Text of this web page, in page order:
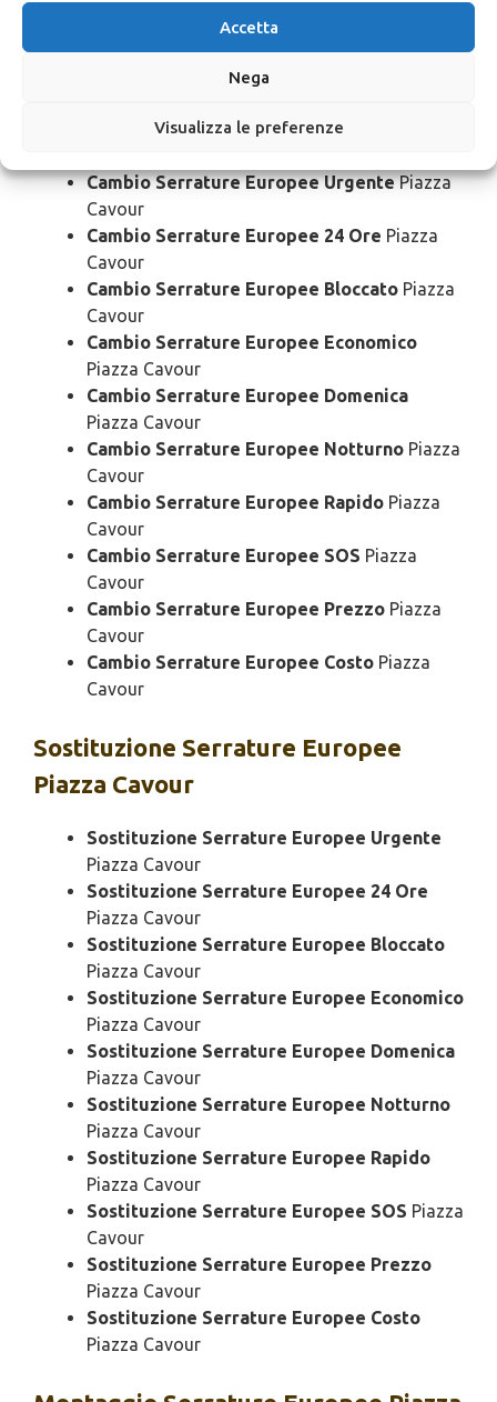
Accetta
Nega
Visualizza le preferenze
Pronto Intervento Serrature Europee
Piazza Cavour
Serrature Europee Piazza
Cambio Serrature Europee UrgentePiazza
Cavour
Cambio Serrature Europee 24 Ore Piazza
Cavour
Cambio Serrature Europee Bloccato Piazza
Cavour
Cambio Serrature Europee Economico
Piazza Cavour
Cambio Serrature Europee Domenica
Piazza Cavour
Cambio Serrature Europee Notturno Piazza
Cavour
Cambio Serrature Europee Rapido Piazza
Cavour
Cambio Serrature Europee SOS Piazza
Cavour
Cambio Serrature Europee Prezzo Piazza
Cavour
Cambio Serrature Europee Costo Piazza
Cavour
Sostituzione Serrature Europee
Piazza Cavour
Sostituzione Serrature Europee Urgente
Piazza Cavour
Sostituzione Serrature Europee 24 Ore
Piazza Cavour
Sostituzione Serrature Europee Bloccato
Piazza Cavour
Sostituzione Serrature Europee Economico
Piazza Cavour
Sostituzione Serrature Europee Domenica
Piazza Cavour
Sostituzione Serrature Europee Notturno
Piazza Cavour
Sostituzione Serrature Europee Rapido
Piazza Cavour
Sostituzione Serrature Europee SOS Piazza
Cavour
Sostituzione Serrature Europee Prezzo
Piazza Cavour
Sostituzione Serrature Europee Costo
Piazza Cavour